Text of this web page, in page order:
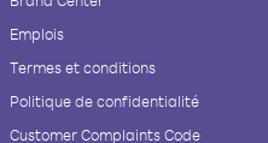
Emplois
Termes et conditions
Politique de confidentialité
Customer Complaints Code